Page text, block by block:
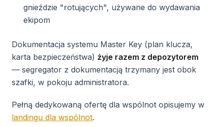
gnieździe "rotujących", używane do wydawania
ekipom
Dokumentacja systemu Master Key (plan klucza,
karta bezpieczeństwa) żyje razem z depozytorem
— segregator z dokumentacją trzymany jest obok
szafki, w pokoju administratora.
Pełną dedykowaną ofertę dla wspólnot opisujemy w
landingu dla wspólnot.